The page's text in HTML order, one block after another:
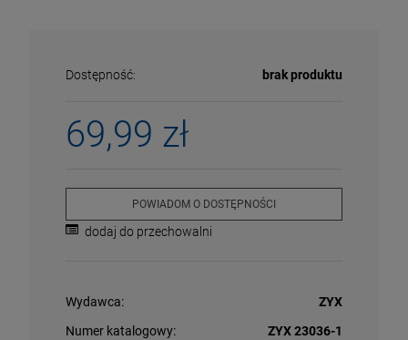
Dostępność: brak produktu
69,99 zł
POWIADOM O DOSTĘPNOŚCI
dodaj do przechowalni
Wydawca:
ZYX
Numer katalogowy:
ZYX 23036-1